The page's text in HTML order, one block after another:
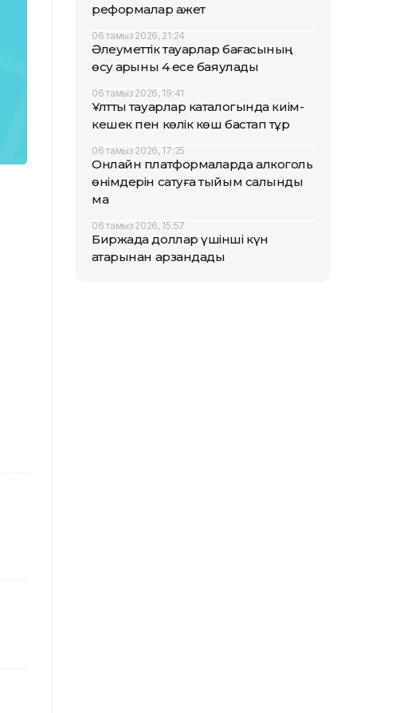
реформалар қажет
06 тамыз 2026, 21:24
Әлеуметтік тауарлар бағасының
өсу қарқыны 4 есе баяулады
06 тамыз 2026, 19:41
Ұлттық тауарлар каталогында киім-
кешек пен көлік көш бастап тұр
06 тамыз 2026, 17:25
Онлайн платформаларда алкоголь
өнімдерін сатуға тыйым салынды
ма
06 тамыз 2026, 15:57
Биржада доллар үшінші күн
қатарынан арзандады